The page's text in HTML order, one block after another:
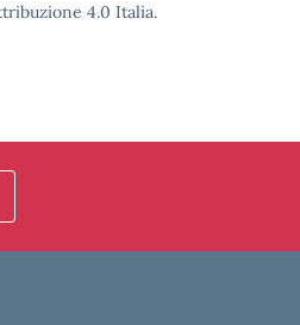
4.0 Italia.